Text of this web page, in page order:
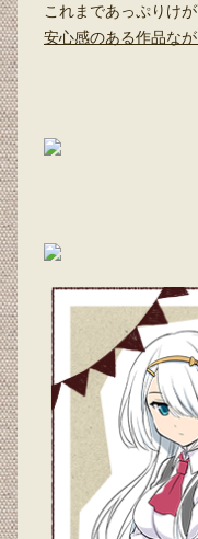
これまであっぷりけ
安心感のある作品な